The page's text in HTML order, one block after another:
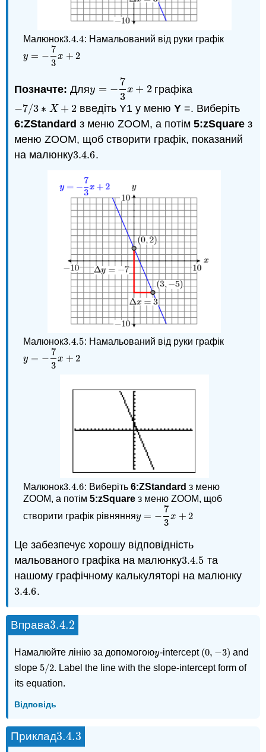
Малюнок3.4.4
3.4.4: Намальований від руки графік
y = −
7
3
x + 2
y=− 73x+2
Позначте: Дляy = −
7
3
x + 2
y =− 73x+2 графіка
−7/3 ∗ X + 2
−7/3∗X+ 2 введіть Y1 у менюY =. Виберіть
6:ZStandard з меню ZOOM, а потім5:zSquare з
меню ZOOM, щоб створити графік, показаний
на малюнку3.4.6
3.4.6.
Малюнок3.4.5
3.4.5: Намальований від руки графік
y = −
7
3
x + 2
y=− 73x+2
Малюнок3.4.6
3.4.6: Виберіть 6:ZStandard з меню
ZOOM, а потім5:zSquare з меню ZOOM, щоб
створити графік рівнянняy = −
7
3
x + 2
y=− 73x+2
Це забезпечує хорошу відповідність
мальованого графіка на малюнку3.4.5
3.4.5 та
нашому графічному калькуляторі на малюнку
3.4.6
3.4.6.
Вправа3.4.2
3.4.2
Намалюйте лінію за допомогоюy
y-intercept (0, −3)
(0, −3)
and
slope5/2
5/2. Label the line with the slope-intercept form of
its equation.
Відповідь
Приклад3.4.3
3.4.3